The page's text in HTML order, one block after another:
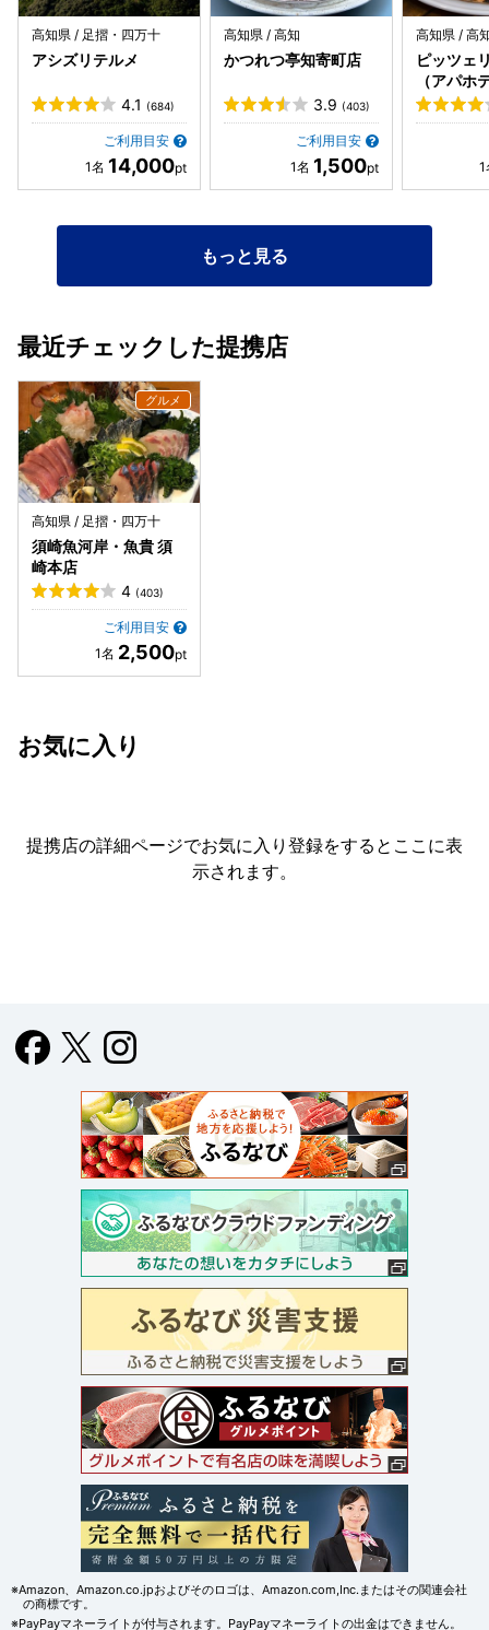
高知県 / 足摺・四万十
アシズリテルメ
4.1 (684)
ご利用目安
14,000
高知県 / 高知
かつれつ亭知寄町店
3.9 (403)
ご利用目安
1,500
高知県 / 高
ピッツェ
（アパホ
内）
もっと見る
最近チェックした提携店
高知県 / 足摺・四万十
須崎魚河岸・魚貴 須
崎本店
4 (403)
ご利用目安
2,500
お気に入り
提携店の詳細ページでお気に入り登録をすると ここに表
示されます。
※Amazon、Amazon.co.jpおよびそのロゴは、Amazon.com,Inc.またはその関連会社
の商標です。
※PayPayマネーライトが付与されます。PayPayマネーライトの出金はできません。